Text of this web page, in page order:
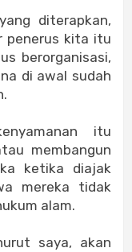
diterapkan,
penerus kita itu
berorganisasi,
di awal sudah
itu
membangun
ketika diajak
mereka tidak
alam.
saya, akan